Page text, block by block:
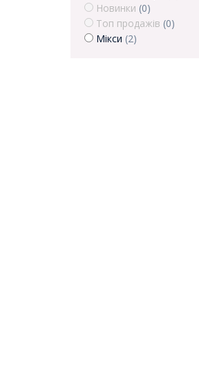
Новинки (0)
Топ продажів (0)
Мікси (2)